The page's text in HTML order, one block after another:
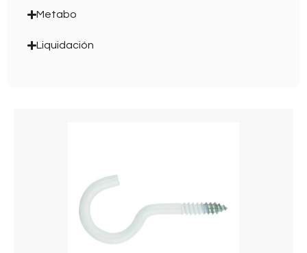
Metabo
Liquidación